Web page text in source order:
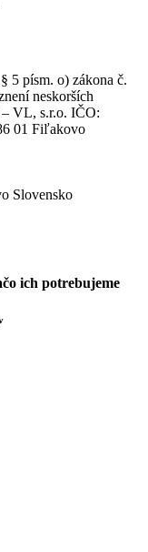
5 písm. o) zákona č.
neskorších
VL, s.r.o. IČO:
01 Fiľakovo
Slovensko
ich potrebujeme